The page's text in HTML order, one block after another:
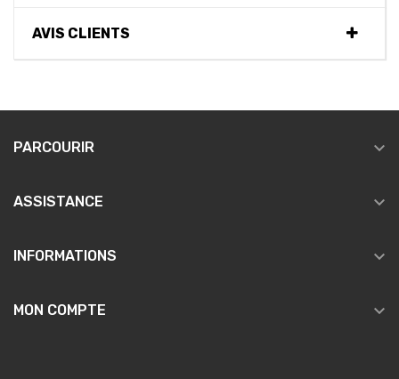
AVIS CLIENTS
PARCOURIR 
ASSISTANCE 
INFORMATIONS 
MON COMPTE 